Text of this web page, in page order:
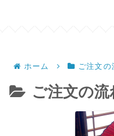
ホーム ご注文
ご注文の